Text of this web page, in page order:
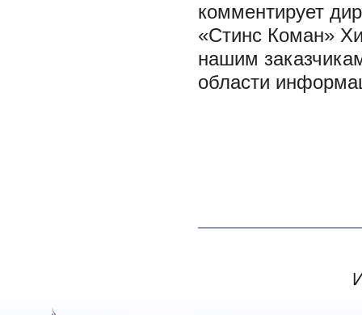
комментирует
«Стинс Коман»
нашим
области